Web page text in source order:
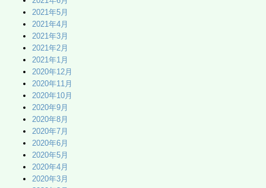
2021年5月
2021年4月
2021年3月
2021年2月
2021年1月
2020年12月
2020年11月
2020年10月
2020年9月
2020年8月
2020年7月
2020年6月
2020年5月
2020年4月
2020年3月